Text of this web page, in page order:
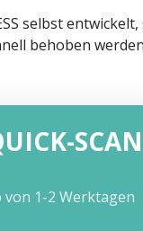
selbst
behoben
1-2 Werktagen